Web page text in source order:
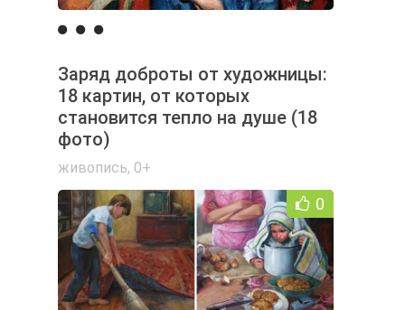
Заряд доброты от художницы:
18 картин, от которых
становится тепло на душе (18
фото)
живопись, 0+
0